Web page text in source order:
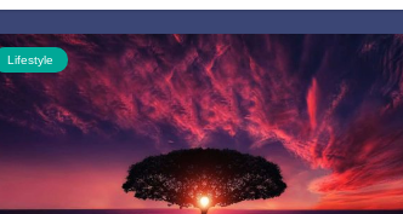
Lifestyle